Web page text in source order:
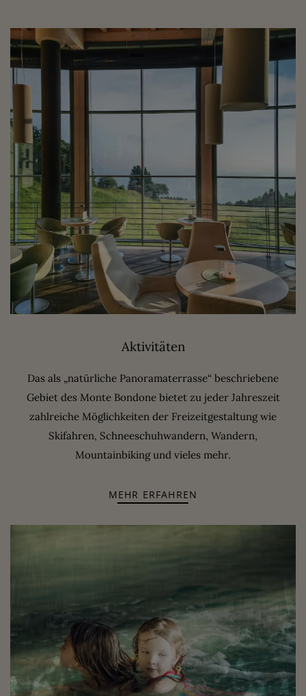
Aktivitäten
Das als „natürliche Panoramaterrasse“ beschriebene
Gebiet des Monte Bondone bietet zu jeder Jahreszeit
zahlreiche Möglichkeiten der Freizeitgestaltung wie
Skifahren, Schneeschuhwandern, Wandern,
Mountainbiking und vieles mehr.
MEHR ERFAHREN